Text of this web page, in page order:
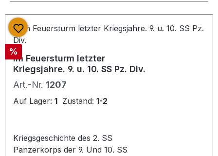
Rabatt
%
Im Feuersturm letzter
Kriegsjahre. 9. u. 10. SS Pz. Div.
Art.-Nr. 1207
Auf Lager: 1 Zustand: 1-2
Kriegsgeschichte des 2. SS
Panzerkorps der 9. Und 10. SS